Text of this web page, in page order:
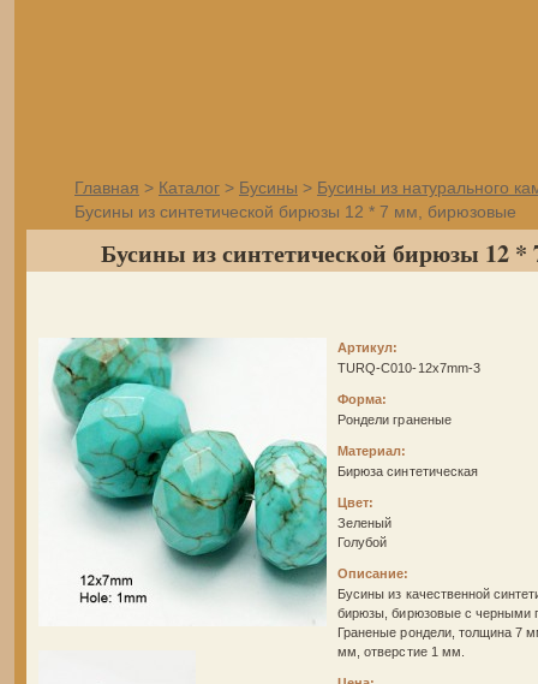
Главная > Каталог > Бусины > Бусины из натурального
Бусины из синтетической бирюзы 12 * 7 мм, бирюзовые
Бусины из синтетической бирюзы 12 *
Артикул:
TURQ-C010-12x7mm-3
Форма:
Рондели граненые
Материал:
Бирюза синтетическая
Цвет:
Зеленый
Голубой
Описание:
Бусины из качественной
бирюзы, бирюзовые с черными
Граненые рондели, толщина 7
мм, отверстие 1 мм.